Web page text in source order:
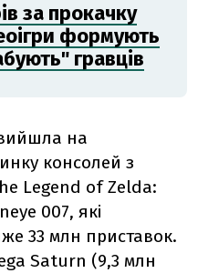
за прокачку
формують
гравців
на
консолей з
Legend of Zelda:
007, які
33 млн приставок.
Saturn (9,3 млн